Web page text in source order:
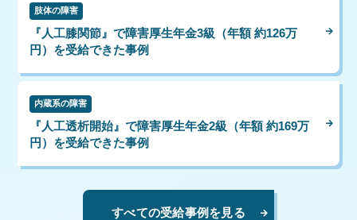
肢体の障害
『人工膝関節』で障害厚生年金3級（年額 約126万
円）を受給できた事例
内蔵系の障害
『人工透析開始』で障害厚生年金2級（年額 約169万
円）を受給できた事例
すべての受給事例を見る